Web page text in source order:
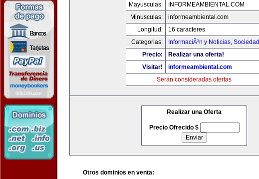
Mayusculas:
INFORMEAMBIENTAL.COM
Minusculas:
informeambiental.com
Longitud:
16 caracteres
Categorias:
InformaciÃ³n y Noticias, Sociedad
Precio:
Realizar una oferta!
Visitar!
informeambiental.com
Serán consideradas ofertas
Realizar una Oferta
Precio Ofrecido $
Otros dominios en venta: